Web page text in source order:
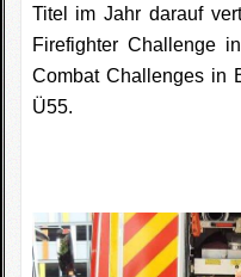
Titel im Jahr darauf
Firefighter Challenge
Combat Challenges in
Ü55.